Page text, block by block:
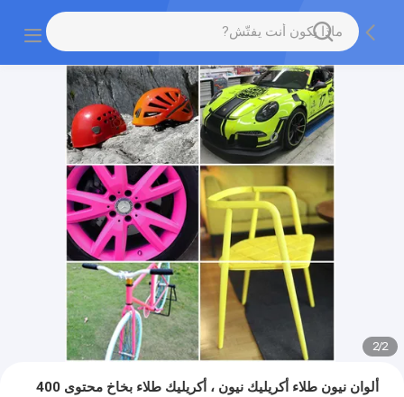
2
/
2
ألوان نيون طلاء أكريليك نيون ، أكريليك طلاء بخاخ محتوى 400